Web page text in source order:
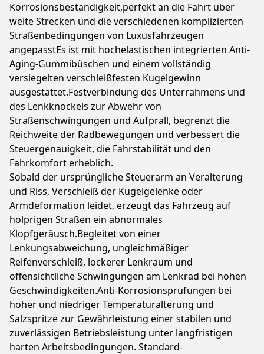
Korrosionsbeständigkeit,perfekt an die Fahrt über
weite Strecken und die verschiedenen komplizierten
Straßenbedingungen von Luxusfahrzeugen
angepasstEs ist mit hochelastischen integrierten Anti-
Aging-Gummibüschen und einem vollständig
versiegelten verschleißfesten Kugelgewinn
ausgestattet.Festverbindung des Unterrahmens und
des Lenkknöckels zur Abwehr von
Straßenschwingungen und Aufprall, begrenzt die
Reichweite der Radbewegungen und verbessert die
Steuergenauigkeit, die Fahrstabilität und den
Fahrkomfort erheblich.
Sobald der ursprüngliche Steuerarm an Veralterung
und Riss, Verschleiß der Kugelgelenke oder
Armdeformation leidet, erzeugt das Fahrzeug auf
holprigen Straßen ein abnormales
Klopfgeräusch.Begleitet von einer
Lenkungsabweichung, ungleichmäßiger
Reifenverschleiß, lockerer Lenkraum und
offensichtliche Schwingungen am Lenkrad bei hohen
Geschwindigkeiten.Anti-Korrosionsprüfungen bei
hoher und niedriger Temperaturalterung und
Salzspritze zur Gewährleistung einer stabilen und
zuverlässigen Betriebsleistung unter langfristigen
harten Arbeitsbedingungen. Standard-